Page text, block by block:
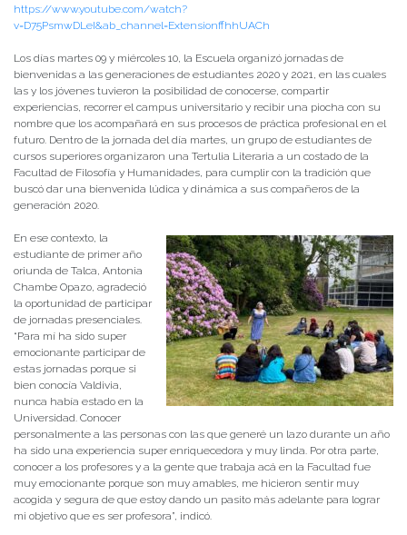
https://www.youtube.com/watch?
v=D75PsmwDLeI&ab_channel=ExtensionffhhUACh
Los días martes 09 y miércoles 10, la Escuela organizó jornadas de
bienvenidas a las generaciones de estudiantes 2020 y 2021, en las cuales
las y los jóvenes tuvieron la posibilidad de conocerse, compartir
experiencias, recorrer el campus universitario y recibir una piocha con su
nombre que los acompañará en sus procesos de práctica profesional en el
futuro. Dentro de la jornada del día martes, un grupo de estudiantes de
cursos superiores organizaron una Tertulia Literaria a un costado de la
Facultad de Filosofía y Humanidades, para cumplir con la tradición que
buscó dar una bienvenida lúdica y dinámica a sus compañeros de la
generación 2020.
En ese contexto, la
estudiante de primer año
oriunda de Talca, Antonia
Chambe Opazo, agradeció
la oportunidad de participar
de jornadas presenciales.
“Para mí ha sido super
emocionante participar de
estas jornadas porque si
bien conocía Valdivia,
nunca había estado en la
Universidad. Conocer
personalmente a las personas con las que generé un lazo durante un año
ha sido una experiencia super enriquecedora y muy linda. Por otra parte,
conocer a los profesores y a la gente que trabaja acá en la Facultad fue
muy emocionante porque son muy amables, me hicieron sentir muy
acogida y segura de que estoy dando un pasito más adelante para lograr
mi objetivo que es ser profesora”, indicó.